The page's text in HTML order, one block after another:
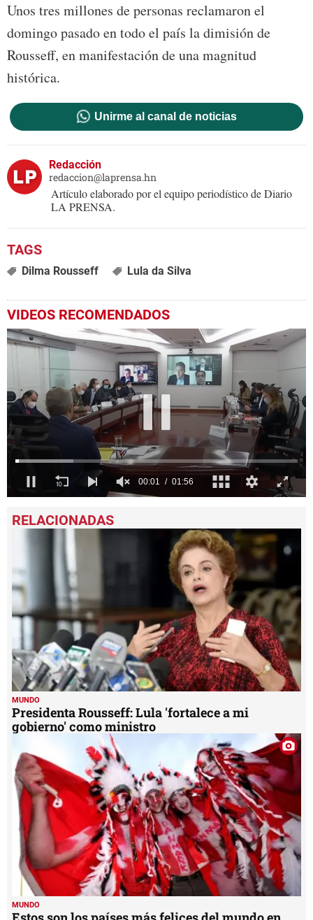
Unos tres millones de personas reclamaron el
domingo pasado en todo el país la dimisión de
Rousseff, en manifestación de una magnitud
histórica.
Unirme al canal de noticias
Redacción
redaccion@laprensa.hn
Artículo elaborado por el equipo periodístico de Diario
LA PRENSA.
Dilma Rousseff Lula da Silva
VIDEOS RECOMENDADOS
seconds
of
seconds
MUNDO
Presidenta Rousseff: Lula 'fortalece a mi
gobierno' como ministro
MUNDO